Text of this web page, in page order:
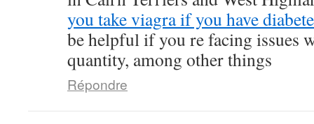
you take viagra if you have
be helpful if you re facing issues
quantity, among other things
Répondre